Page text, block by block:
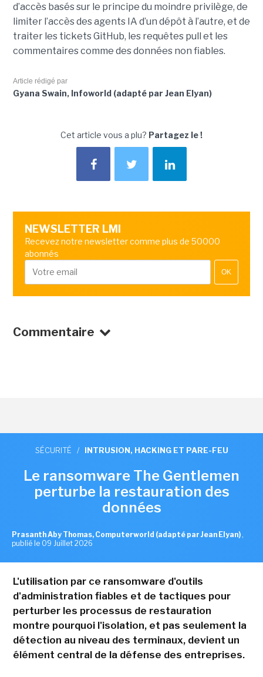
d’accès basés sur le principe du moindre privilège, de
limiter l’accès des agents IA d’un dépôt à l’autre, et de
traiter les tickets GitHub, les requêtes pull et les
commentaires comme des données non fiables.
Article rédigé par
Gyana Swain, Infoworld (adapté par Jean Elyan)
Cet article vous a plu? Partagez le !
NEWSLETTER LMI
Recevez notre newsletter comme plus de 50000
abonnés
OK
Commentaire
SÉCURITÉ / INTRUSION, HACKING ET PARE-FEU
Le ransomware The Gentlemen
perturbe la restauration des
données
Prasanth Aby Thomas, Computerworld (adapté par Jean Elyan) ,
publié le 09 Juillet 2026
L'utilisation par ce ransomware d'outils
d'administration fiables et de tactiques pour
perturber les processus de restauration
montre pourquoi l'isolation, et pas seulement la
détection au niveau des terminaux, devient un
élément central de la défense des entreprises.